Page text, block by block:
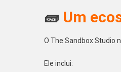
🧱 Um
O The Sandbox Studio
Ele inclui: